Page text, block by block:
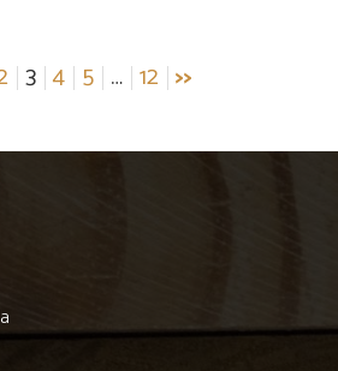
3 4 5 … 12 >>